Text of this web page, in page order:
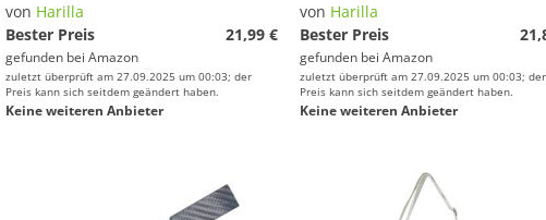
von Harilla
Bester Preis
21,99 €
gefunden bei Amazon
zuletzt überprüft am 27.09.2025 um 00:03; der
Preis kann sich seitdem geändert haben.
Keine weiteren Anbieter
von Harilla
Bester Preis
gefunden bei Amazon
zuletzt überprüft am 27.09.2025 um 00:03; der
Preis kann sich seitdem geändert haben.
Keine weiteren Anbieter